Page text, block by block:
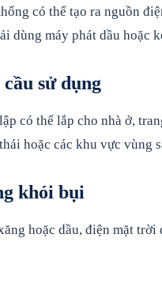
có thể tạo ra nguồn
dùng máy phát dầu hoặc
sử dụng
có thể lắp cho nhà ở,
hoặc các khu vực vùng
khói bụi
hoặc dầu, điện mặt